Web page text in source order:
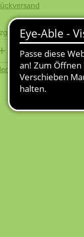
Versandkosten